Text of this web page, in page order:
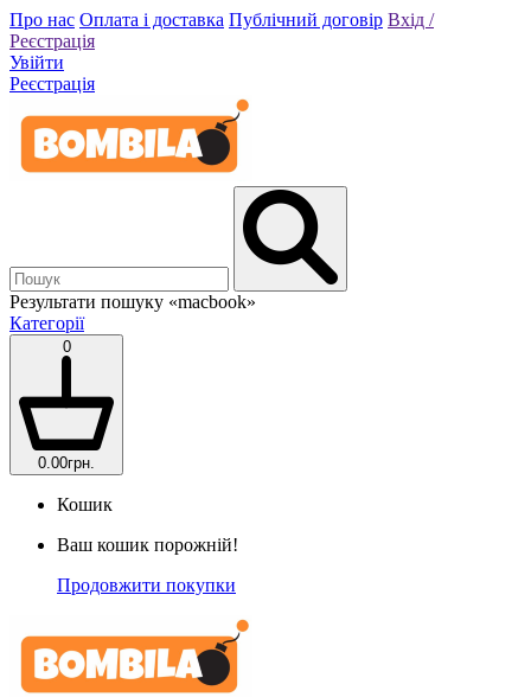
Про нас Оплата і доставка Публічний договір Вхід /
Реєстрація
Увійти
Реєстрація
Результати пошуку «macbook»
Категорії
0
0.00грн.
Кошик
Ваш кошик порожній!
Продовжити покупки